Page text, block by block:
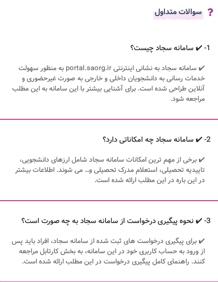
سوالات متداول
1- ✔️ سامانه سجاد چیست؟
✔️ سامانه سجاد به نشانی اینترنتی portal.saorg.ir به منظور سهولت
خدمات رسانی به دانشجویان داخلی و خارجی به صورت غیرحضوری و
آنلاین طراحی شده است. برای آشنایی بیشتر با این سامانه به این مطلب
مراجعه شود.
2- ✔️ سامانه سجاد چه امکاناتی دارد؟
✔️ برخی از مهم ترین امکانات سامانه سجاد شامل ارزهای دانشجویی،
تاییدیه تحصیلی، استعلام مدرک تحصیلی و… می شوند. اطلاعات بیشتر
در این باره در این مطلب ارائه شده است.
3- ✔️ نحوه پیگیری درخواست از سامانه سجاد به چه صورت است؟
✔️ برای پیگیری درخواست های ثبت شده از سامانه سجاد، افراد باید پس
از ورود به حساب کاربری خود در این سامانه، به بخش کارتابل مراجعه
کنند. راهنمای کامل پیگیری درخواست در این مطلب ارائه شده است.